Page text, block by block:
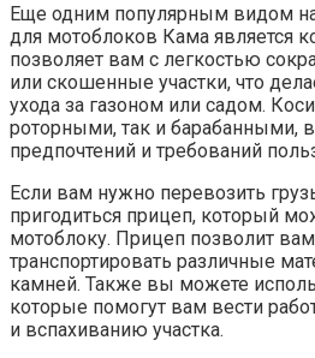
Еще одним популярным видом
для мотоблоков Кама является
позволяет вам с легкостью
или скошенные участки, что
ухода за газоном или садом.
роторными, так и барабанными,
предпочтений и требований
Если вам нужно перевозить
пригодиться прицеп, который
мотоблоку. Прицеп позволит
транспортировать различные
камней. Также вы можете
которые помогут вам вести
и вспахиванию участка.